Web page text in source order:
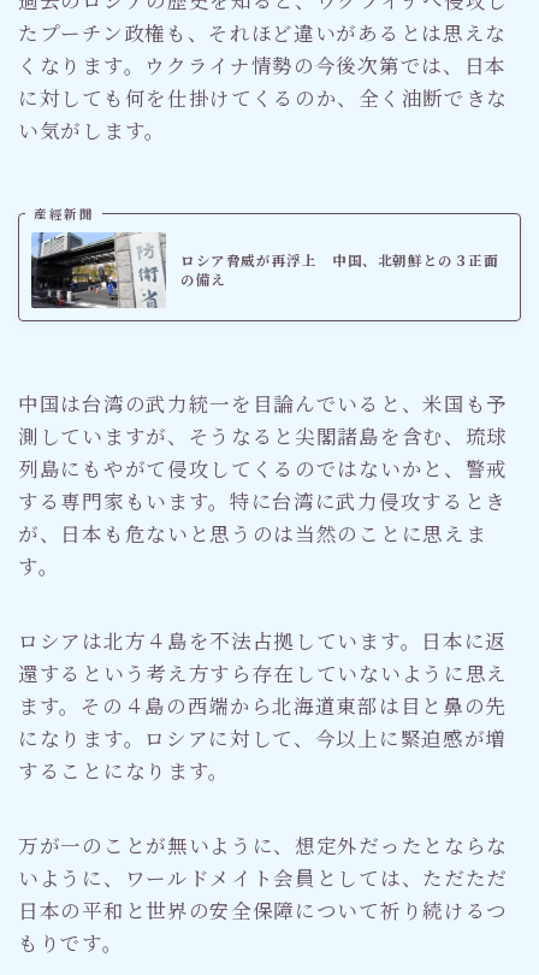
たプーチン政権も、それほど違いがあるとは思えな
くなります。ウクライナ情勢の今後次第では、日本
に対しても何を仕掛けてくるのか、全く油断できな
い気がします。
産經新聞
ロシア脅威が再浮上 中国、北朝鮮との３正面
の備え
中国は台湾の武力統一を目論んでいると、米国も予
測していますが、そうなると尖閣諸島を含む、琉球
列島にもやがて侵攻してくるのではないかと、警戒
する専門家もいます。特に台湾に武力侵攻するとき
が、日本も危ないと思うのは当然のことに思えま
す。
ロシアは北方４島を不法占拠しています。日本に返
還するという考え方すら存在していないように思え
ます。その４島の西端から北海道東部は目と鼻の先
になります。ロシアに対して、今以上に緊迫感が増
することになります。
万が一のことが無いように、想定外だったとならな
いように、ワールドメイト会員としては、ただただ
日本の平和と世界の安全保障について祈り続けるつ
もりです。